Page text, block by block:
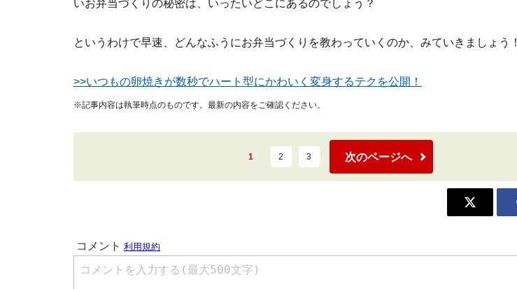
いお弁当づくりの秘密は、いったいどこにあるのでしょう？
というわけで早速、どんなふうにお弁当づくりを教わっていくのか、みていきましょう！
>>いつもの卵焼きが数秒でハート型にかわいく変身するテクを公開！
※記事内容は執筆時点のものです。最新の内容をご確認ください。
1 2 3 次のページへ